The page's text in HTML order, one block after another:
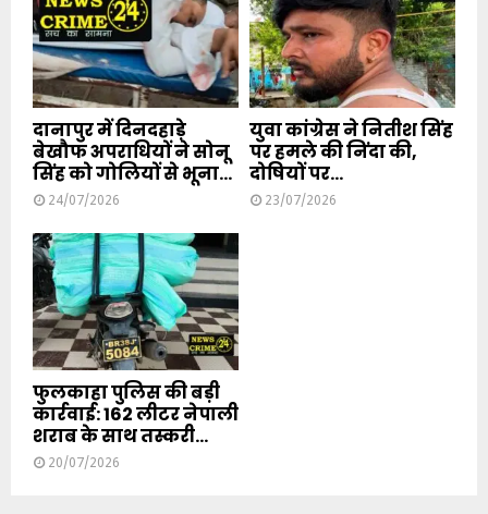
दानापुर में दिनदहाड़े
बेखौफ अपराधियों ने सोनू
सिंह को गोलियों से भूना...
24/07/2026
युवा कांग्रेस ने नितीश सिंह
पर हमले की निंदा की,
दोषियों पर...
23/07/2026
फुलकाहा पुलिस की बड़ी
कार्रवाई: 162 लीटर नेपाली
शराब के साथ तस्करी...
20/07/2026